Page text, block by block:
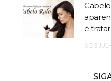
e tratar
6 DE